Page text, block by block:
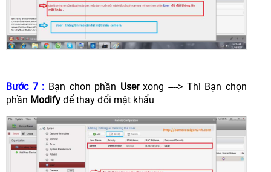
Bước 7 : Bạn chon phần Userxong ----> Thì Bạn chọn
phần Modify để thay đổi mật khẩu